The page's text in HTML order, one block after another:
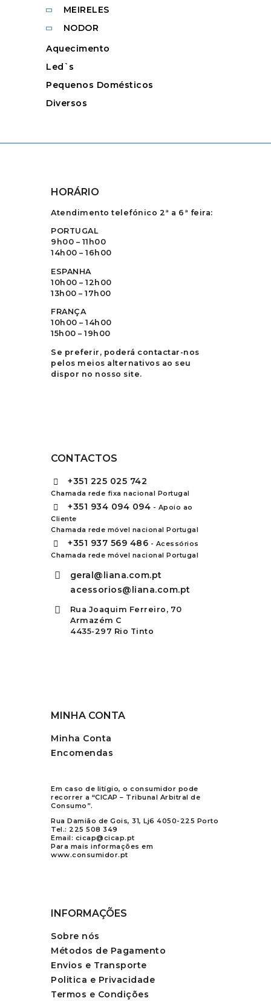
MEIRELES
NODOR
Aquecimento
Led`s
Pequenos Domésticos
Diversos
HORÁRIO
Atendimento telefónico 2ª a 6ª feira:
PORTUGAL
9h00 – 11h00
14h00 – 16h00
ESPANHA
10h00 – 12h00
13h00 – 17h00
FRANÇA
10h00 – 14h00
15h00 – 19h00
Se preferir, poderá contactar-nos
pelos meios alternativos ao seu
dispor no nosso site.
CONTACTOS
+351 225 025 742
Chamada rede fixa nacional Portugal
+351 934 094 094 - Apoio ao
Cliente
Chamada rede móvel nacional Portugal
+351 937 569 486 - Acessórios
Chamada rede móvel nacional Portugal
geral@liana.com.pt
acessorios@liana.com.pt
Rua Joaquim Ferreiro, 70
Armazém C
4435-297 Rio Tinto
MINHA CONTA
Minha Conta
Encomendas
Em caso de litígio, o consumidor pode
recorrer a “CICAP – Tribunal Arbitral de
Consumo”.
Rua Damião de Gois, 31, Lj6 4050-225 Porto
Tel.: 225 508 349
Email: cicap@cicap.pt
Para mais informações em
www.consumidor.pt
INFORMAÇÕES
Sobre nós
Métodos de Pagamento
Envios e Transporte
Politica e Privacidade
Termos e Condições